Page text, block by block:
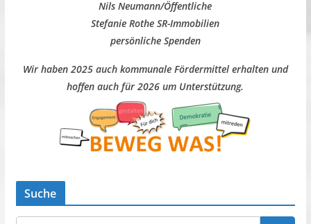
Nils Neumann/Öffentliche
Stefanie Rothe SR-Immobilien
persönliche Spenden
Wir haben 2025 auch kommunale Fördermittel erhalten und
hoffen auch für 2026 um Unterstützung.
Suche